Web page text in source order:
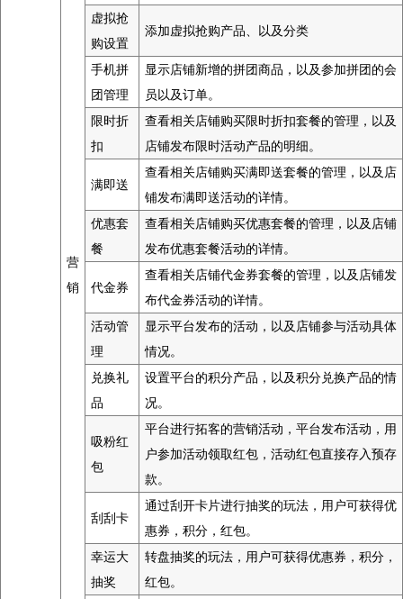
营
销
虚拟抢
购设置
添加虚拟抢购产品、以及分类
手机拼
团管理
显示店铺新增的拼团商品，以及参加拼团的会
员以及订单。
限时折
扣
查看相关店铺购买限时折扣套餐的管理，以及
店铺发布限时活动产品的明细。
满即送
查看相关店铺购买满即送套餐的管理，以及店
铺发布满即送活动的详情。
优惠套
餐
查看相关店铺购买优惠套餐的管理，以及店铺
发布优惠套餐活动的详情。
代金券
查看相关店铺代金券套餐的管理，以及店铺发
布代金券活动的详情。
活动管
理
显示平台发布的活动，以及店铺参与活动具体
情况。
兑换礼
品
设置平台的积分产品，以及积分兑换产品的情
况。
吸粉红
包
平台进行拓客的营销活动，平台发布活动，用
户参加活动领取红包，活动红包直接存入预存
款。
刮刮卡
通过刮开卡片进行抽奖的玩法，用户可获得优
惠券，积分，红包。
幸运大
抽奖
转盘抽奖的玩法，用户可获得优惠券，积分，
红包。